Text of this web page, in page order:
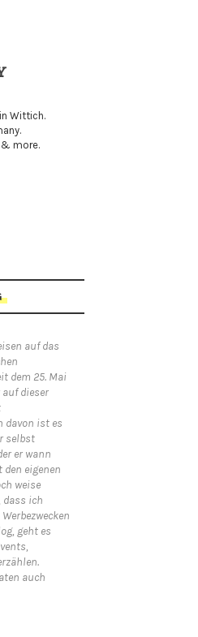
Wittich.
& more.
auf das
dem 25. Mai
dieser
davon ist es
selbst
er wann
eigenen
weise
ich
geht es
auch